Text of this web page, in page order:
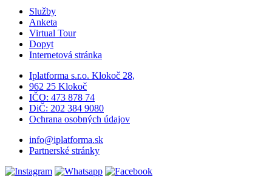
Služby
Anketa
Virtual Tour
Dopyt
Internetová stránka
Iplatforma s.r.o. Klokoč 28,
962 25 Klokoč
IČO: 473 878 74
DiČ: 202 384 9080
Ochrana osobných údajov
info@iplatforma.sk
Partnerské stránky